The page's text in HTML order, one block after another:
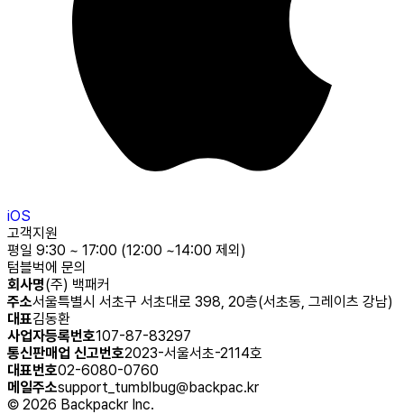
iOS
고객지원
평일 9:30 ~ 17:00 (12:00 ~14:00 제외)
텀블벅에 문의
회사명(주) 백패커
주소서울특별시 서초구 서초대로 398, 20층(서초동, 그레이츠 강남)
대표김동환
사업자등록번호107-87-83297
통신판매업 신고번호2023-서울서초-2114호
대표번호02-6080-0760
메일주소support_tumblbug@backpac.kr
© 2026 Backpackr Inc.